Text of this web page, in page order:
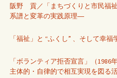
阪野 貢／「まちづくりと市民福
系譜と変革の実践原理―
「福祉」と “ふくし” 、そして幸福
「ボランティア拒否宣言」（
主体的・自律的で相互実現を図